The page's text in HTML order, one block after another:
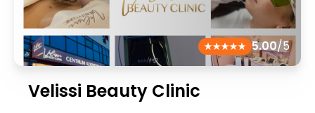
5.00/5
Velissi Beauty Clinic